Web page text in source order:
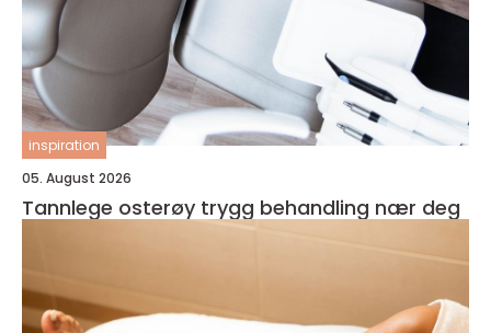
inspiration
05. August 2026
Tannlege osterøy trygg behandling nær deg